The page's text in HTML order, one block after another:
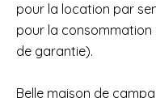
pour la location par
pour la consommation
de garantie).
Belle maison de